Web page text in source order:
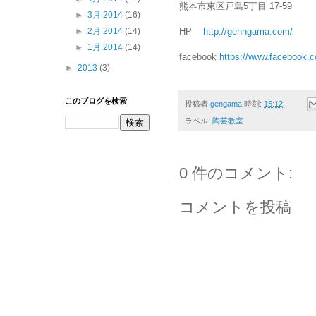
熊本市東区戸島5丁目 17-59
HP http://genngama.com/
facebook https://
投稿者 gengama 時刻: 15:12
ラベル: 陶芸教室
0 件のコメント:
コメントを投稿
►3月 2014(16)
►2月 2014(14)
► 1月 2014(14)
► 2013 (3)
このブログを検索